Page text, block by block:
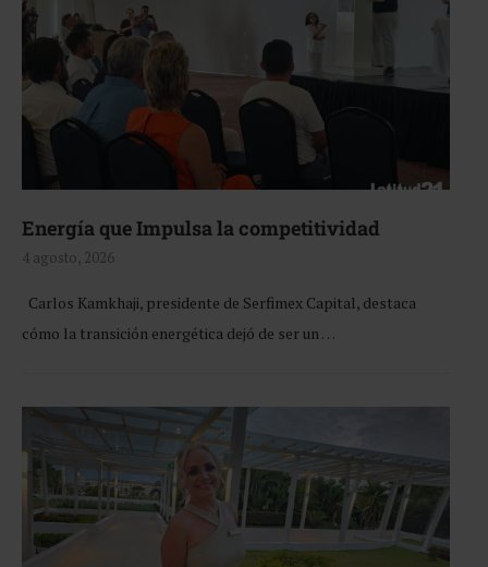
Energía que Impulsa la competitividad
4 agosto, 2026
Carlos Kamkhaji, presidente de Serfimex Capital, destaca
cómo la transición energética dejó de ser un …